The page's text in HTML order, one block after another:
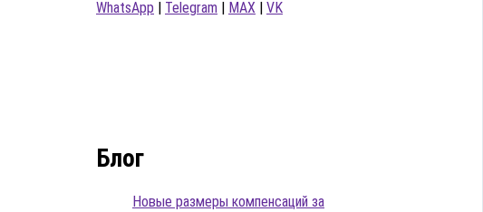
WhatsApp | Telegram | MAX | VK
Блог
Новые размеры компенсаций за